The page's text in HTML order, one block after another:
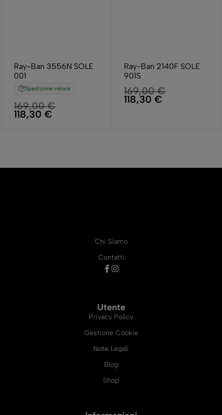
Ray-Ban 3556N SOLE
001
Spedizione veloce
169,00€
118,30 €
Ray-Ban 2140F SOLE
901S
169,00€
118,30 €
Chi Siamo
Contatti
Utente
Privacy Policy
Gestione Cookie
Note Legali
Blog
Shop